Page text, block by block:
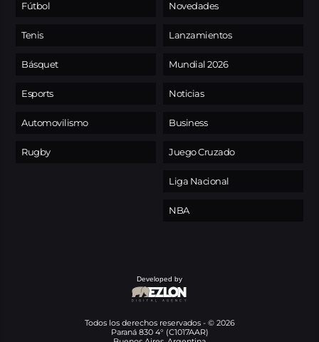
Fútbol
Tenis
Básquet
Esports
Automovilismo
Rugby
Novedades
Lanzamientos
Mundial 2026
Noticias
Business
Juego Cruzado
Liga Nacional
NBA
Developed by
Todos los derechos reservados - © 2026
Paraná 830 4° (C1017AAR)